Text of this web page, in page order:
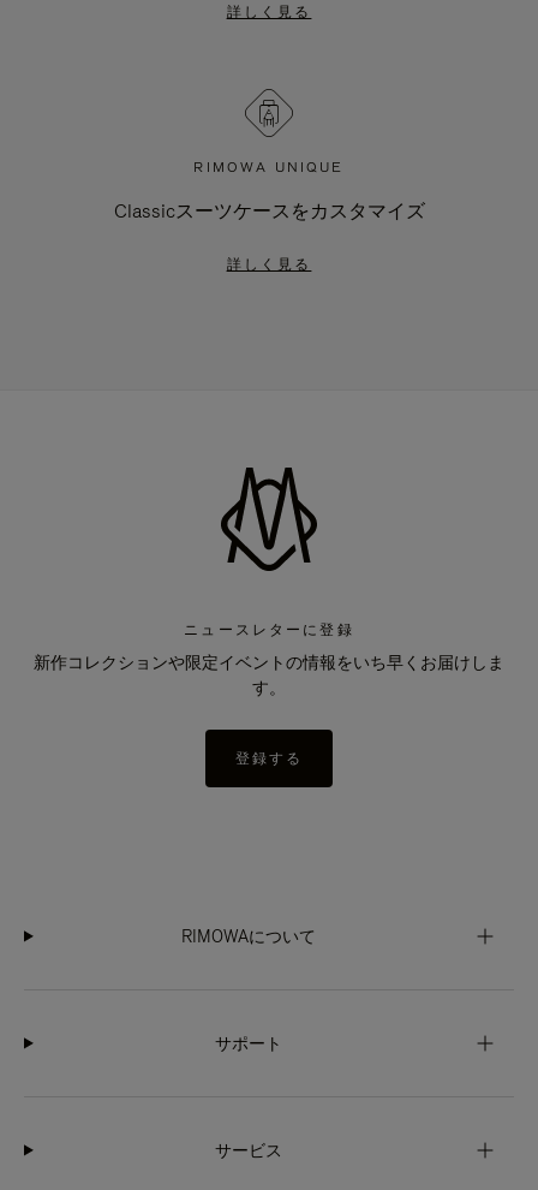
詳しく見る
RIMOWA UNIQUE
Classicスーツケースをカスタマイズ
詳しく見る
ニュースレターに登録
新作コレクションや限定イベントの情報をいち早くお届けしま
す。
登録する
RIMOWAについて
サポート
サービス